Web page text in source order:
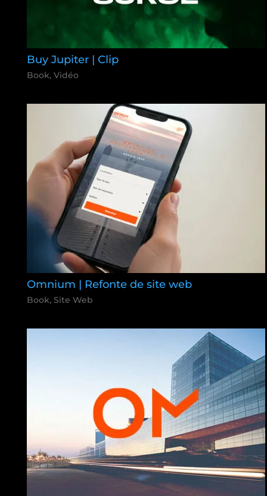
Buy Jupiter | Clip
Book, Vidéo
Omnium | Refonte de site web
Book, Site Web